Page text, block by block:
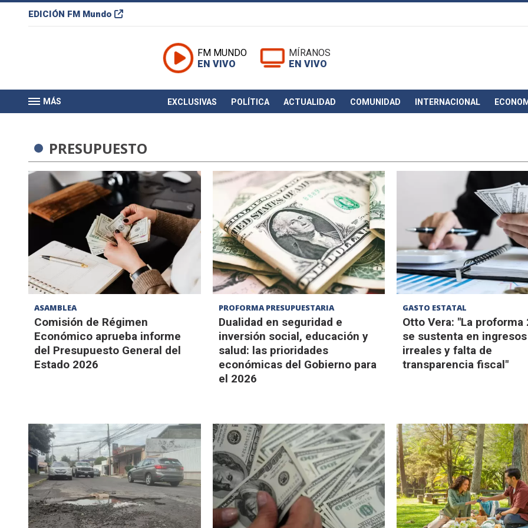
EDICIÓN FM Mundo
FM MUNDO
EN VIVO
MÍRANOS
EN VIVO
MÁS EXCLUSIVAS POLÍTICA ACTUALIDAD COMUNIDAD INTERNACIONAL
PRESUPUESTO
ASAMBLEA
Comisión de Régimen
Económico aprueba informe
del Presupuesto General del
Estado 2026
PROFORMA PRESUPUESTARIA
Dualidad en seguridad e
inversión social, educación y
salud: las prioridades
económicas del Gobierno para
el 2026
GASTO ESTATAL
Otto Vera: "La proforma
se sustenta en ingresos
irreales y falta de
transparencia fiscal"